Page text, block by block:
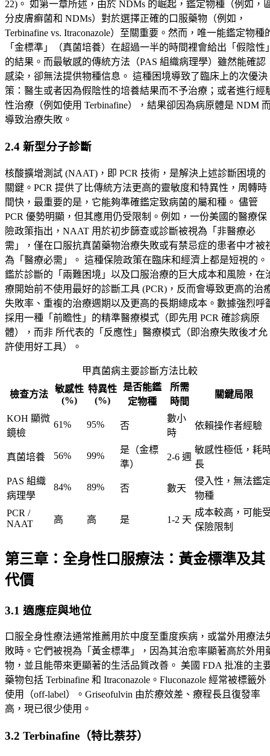
22)。 如第一章所述，由於 NDMs 的崛起，鑑定物種（例如，
分皮膚癬菌和 NDMs）對於選擇正確的口服藥物（例如，
Terbinafine vs. Itraconazole）至關重要。然而，唯一能鑑定物種
「金標準」（真菌培養）在超過一半的時間裡會給出「假陰性
的結果。而最敏感的傳統方法（PAS 組織病理學）雖然能確認
感染，卻無法提供物種信息。 這種困境導致了臨床上的次優決
策：醫生或者因為假陰性的培養結果而不予治療；或者進行經
性治療（例如使用 Terbinafine），結果卻因為病原體是 NDM
導致治療失敗。
2.4 新型分子診斷
核酸擴增測試 (NAAT)，即 PCR 技術，是解決上述診斷困境的
關鍵。PCR 提供了比傳統方法更高的靈敏度和特異性，周轉時
間快，最重要的是，它能夠準確鑑定致病菌的屬和種。 儘管
PCR 優勢明顯，但其應用仍受限制。例如，一份美國的醫療保
險政策指出，NAAT 用於初步篩查或診斷被視為「非醫療必
需」，僅在口服抗真菌藥物治療失敗或有禁忌症的患者中才被
為「醫療必需」。 這種保險政策在臨床和經濟上都是短視的。
鑑於診斷的「兩難困境」以及口服治療的巨大成本和風險，在
療開始前不使用最好的診斷工具 (PCR)，反而會導致更高的治
失敗率、重複的治療週期以及更高的長期總成本。數據強烈呼
採用一種「前瞻性」的精準醫療模式（即先用 PCR 確診病原
體），而非 所代表的「反應性」醫療模式（即治療失敗後才允
許使用好工具）。
甲真菌病主要診斷方法比較
檢查方法
敏感性
(%)
特異性
(%)
是否能鑑
定物種
所需
時間
關鍵局限
KOH 顯微
鏡檢
61% 95% 否
數小
時
依賴操作者經驗
真菌培養 56% 99%
是（金標
準）
2-6 週
敏感性極低，耗
長
PAS 組織
病理學
84% 89% 否 數天
侵入性，無法鑑
物種
PCR /
NAAT
高 高 是 1-2 天
成本較高，可能
保險限制
第三章：全身性口服療法：黃金標準及其
代價
3.1 適應症與地位
口服全身性療法通常推薦用於中度至重度疾病，或當外用療法
敗時。它們被視為「黃金標準」，因為其治愈率顯著高於外用
物，並且能帶來更顯著的生活品質改善。 美國 FDA 批准的主
藥物包括 Terbinafine 和 Itraconazole。Fluconazole 經常被標籤外
使用（off-label）。Griseofulvin 由於療效差、療程長且復發率
高，現已很少使用。
3.2 Terbinafine（特比萘芬）